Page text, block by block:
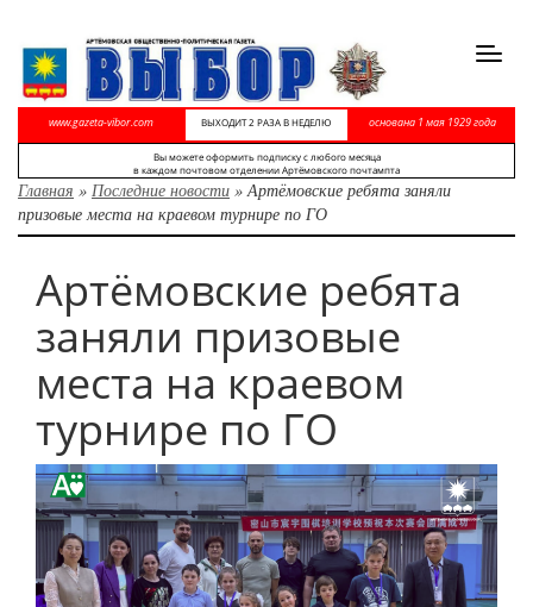
www.gazeta-vibor.com ВЫХОДИТ 2 РАЗА В НЕДЕЛЮ основана 1 мая 1929 года
Вы можете оформить подписку с любого месяца
в каждом почтовом отделении Артёмовского почтампта
Главная » Последние новости »Артёмовские ребята заняли
призовые места на краевом турнире по ГО
Артёмовские ребята
заняли призовые
места на краевом
турнире по ГО